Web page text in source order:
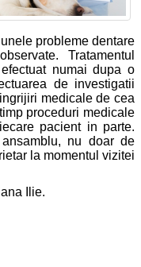
probleme dentare
Tratamentul
numai dupa o
de investigatii
medicale de cea
proceduri medicale
pacient in parte.
nu doar de
la momentul vizitei
Ilie.